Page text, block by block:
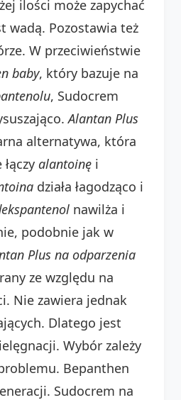
ilości może zapychać
wadą. Pozostawia też
W przeciwieństwie
baby, który bazuje na
, Sudocrem
Alantan Plus
alternatywa, która
alantoinę i
działa łagodząco i
nawilża i
podobnie jak w
Plus na odparzenia
ze względu na
Nie zawiera jednak
Dlatego jest
Wybór zależy
Bepanthen
Sudocrem na